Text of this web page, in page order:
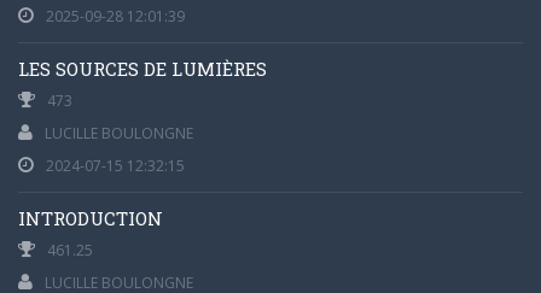
2025-09-28 12:01:39
LES SOURCES DE LUMIÈRES
473
LUCILLE BOULONGNE
2024-07-15 12:32:15
INTRODUCTION
461.25
LUCILLE BOULONGNE